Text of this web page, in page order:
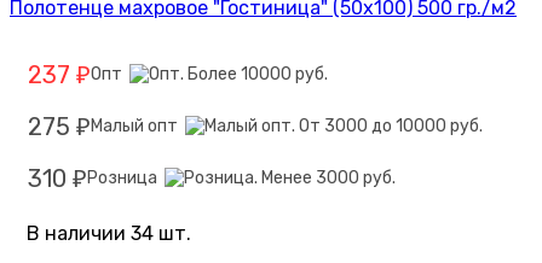
Полотенце махровое "Гостиница" (50х100) 500 гр./м2
237 ₽Опт
275 ₽ Малый опт
310 ₽ Розница
В наличии 34 шт.